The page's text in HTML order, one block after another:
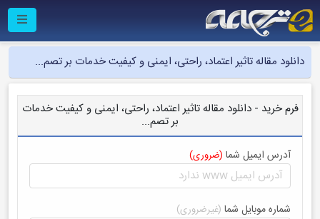
دانلود مقاله تاثیر اعتماد، راحتی، ایمنی و کیفیت خدمات بر تصم...
فرم خرید - دانلود مقاله تاثیر اعتماد، راحتی، ایمنی و کیفیت خدمات
بر تصم...
آدرس ایمیل شما (ضروری)
شماره موبایل شما (غیرضروری)